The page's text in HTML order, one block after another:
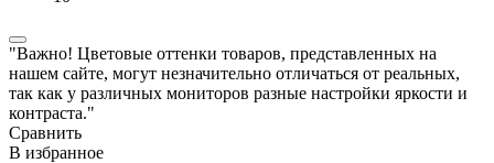
"Важно! Цветовые оттенки товаров, представленных на
нашем сайте, могут незначительно отличаться от реальных,
так как у различных мониторов разные настройки яркости и
контраста."
Сравнить
В избранное